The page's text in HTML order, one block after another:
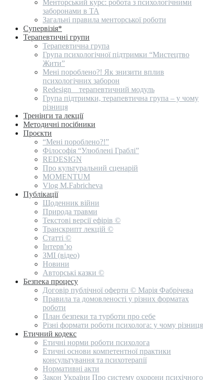
Менторський курс: робота з психологічними
заборонами в ТА
Загальні правила менторської роботи
Супервізія*
Терапевтичні групи
Терапевтична група
Група психологічної підтримки “Мистецтво
Жити”
Мені пороблено?! Як знизити вплив
психологічних заборон
Redesign _ терапевтичний модуль
Група підтримки, терапевтична група – у чому
різниця
Тренінги та лекції
Методичні посібники
Проєкти
“Мені пороблено?!”
Філософія “Улюблені Граблі”
REDESIGN
Про культуральний сценарій
MOMENTUM
Vlog M.Fabricheva
Публікації
Щоденник війни
Природа травми
Текстові версії ефірів ©
Транскрипт лекцій ©
Статті ©
Інтерв’ю
ЗМІ (відео)
Новини
Авторські казки ©
Безпека процесу
Договір публічної оферти © Марія Фабрічева
Правила та домовленості у різних форматах
роботи
План безпеки та турботи про себе
Різні формати роботи психолога: у чому різниця
Етичний кодекс
Етичні норми роботи психолога
Етичні основи компетентної практики
консультування та психотерапії
Нормативні акти
Закон України Про систему охорони психічного